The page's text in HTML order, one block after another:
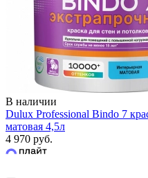
В наличии
Dulux Professional Bindo 7
матовая 4,5л
4 970 руб.